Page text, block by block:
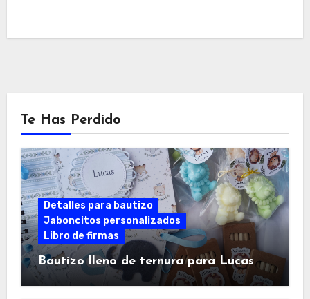
Te Has Perdido
Detalles para bautizo
Jaboncitos personalizados
Libro de firmas
Bautizo lleno de ternura para Lucas